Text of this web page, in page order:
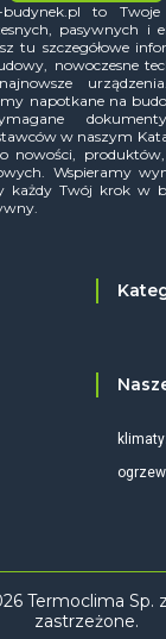
budynek.pl to
pasywnych i
tu szczegółowe
nowoczesne
napotkane na
w naszym
nowości,
Wspieramy
każdy Twój krok w
Termoclima Sp.
zastrzeżone.